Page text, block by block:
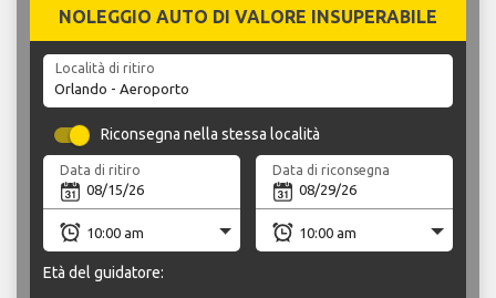
NOLEGGIO AUTO DI VALORE INSUPERABILE
Località di ritiro
Riconsegna nella stessa località
Data di ritiro Data di riconsegna
Età del guidatore: